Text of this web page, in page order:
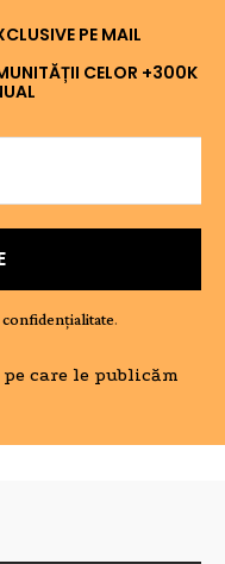
PE MAIL
CELOR +300K
confidențialitate.
care le publicăm